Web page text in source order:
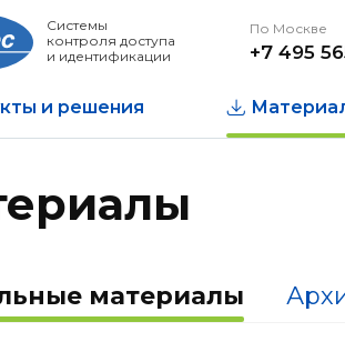
Системы
контроля доступа
и идентификации
По Москве
+7 495
и решения
материалы